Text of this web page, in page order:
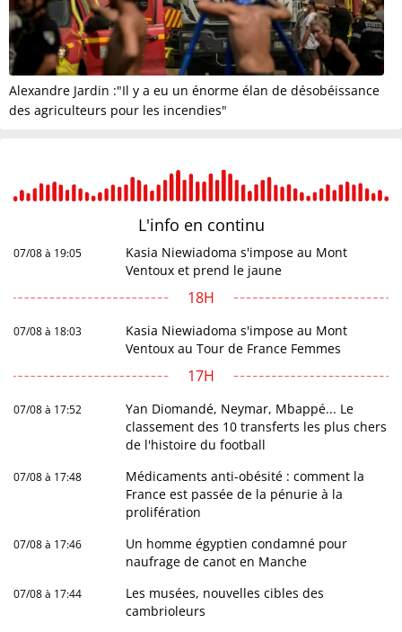
Alexandre Jardin :"Il y a eu un énorme élan de désobéissance
des agriculteurs pour les incendies"
L'info en continu
07/08 à 19:05
Kasia Niewiadoma s'impose au Mont
Ventoux et prend le jaune
18H
07/08 à 18:03
Kasia Niewiadoma s'impose au Mont
Ventoux au Tour de France Femmes
17H
07/08 à 17:52
Yan Diomandé, Neymar, Mbappé... Le
classement des 10 transferts les plus chers
de l'histoire du football
07/08 à 17:48
Médicaments anti-obésité : comment la
France est passée de la pénurie à la
prolifération
07/08 à 17:46
Un homme égyptien condamné pour
naufrage de canot en Manche
07/08 à 17:44
Les musées, nouvelles cibles des
cambrioleurs